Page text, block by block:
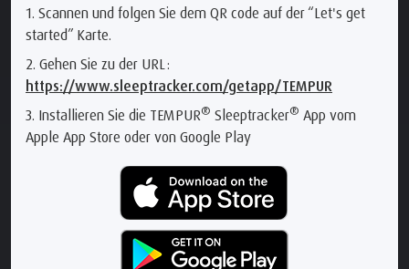
1. Scannen und folgen Sie dem QR code auf der “Let's get
started” Karte.
2. Gehen Sie zu der URL:
https://www.sleeptracker.com/getapp/TEMPUR
3. Installieren Sie die TEMPUR® Sleeptracker® App vom
Apple App Store oder von Google Play